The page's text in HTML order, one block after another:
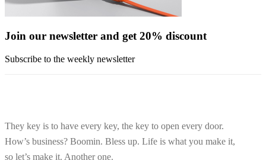
Join our newsletter and get 20% discount
Subscribe to the weekly newsletter
They key is to have every key, the key to open every door.
How’s business? Boomin. Bless up. Life is what you make it,
so let’s make it. Another one.